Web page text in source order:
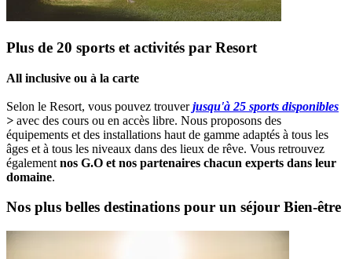
Plus de 20 sports et activités par Resort
All inclusive ou à la carte
Selon le Resort, vous pouvez trouverjusqu'à 25 sports disponibles
> avec des cours ou en accès libre. Nous proposons des
équipements et des installations haut de gamme adaptés à tous les
âges et à tous les niveaux dans des lieux de rêve. Vous retrouvez
également nos G.O et nos partenaires chacun experts dans leur
domaine.
Nos plus belles destinations pour un séjour Bien-être